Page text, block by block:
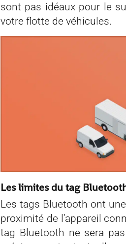
sont pas idéaux pour le
votre flotte de véhicules.
Les limites du tag
Les tags Bluetooth ont
proximité de l’appareil
tag Bluetooth ne sera